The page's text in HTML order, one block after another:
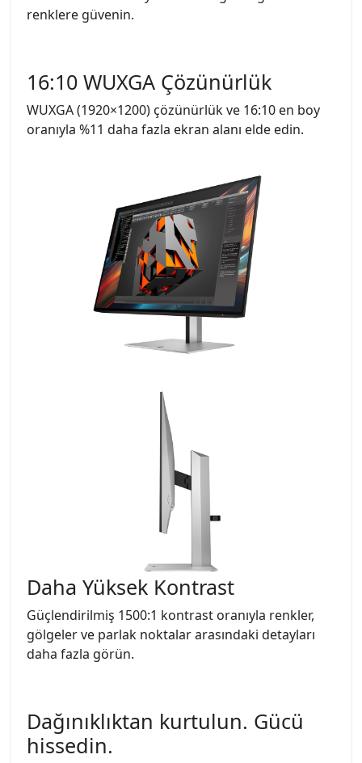
renklere güvenin.
16:10 WUXGA Çözünürlük
WUXGA (1920×1200) çözünürlük ve 16:10 en boy
oranıyla %11 daha fazla ekran alanı elde edin.
Daha Yüksek Kontrast
Güçlendirilmiş 1500:1 kontrast oranıyla renkler,
gölgeler ve parlak noktalar arasındaki detayları
daha fazla görün.
Dağınıklıktan kurtulun. Gücü
hissedin.